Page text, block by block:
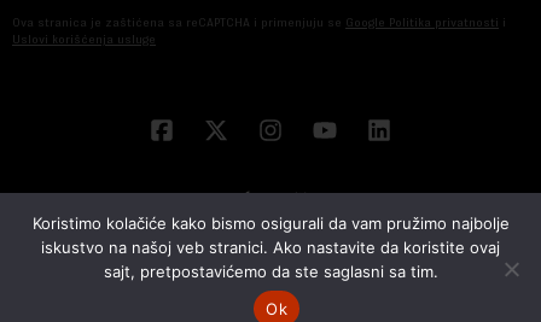
Ova stranica je zaštićena sa reCAPTCHA i primenjuju se Google Politika privatnosti i
Uslovi korišćenja usluge
© 2026 NOVA EKONOMIJA | SVA PRAVA ZADŽANA | DEVELOPED BY
Koristimo kolačiće kako bismo osigurali da vam pružimo najbolje
iskustvo na našoj veb stranici. Ako nastavite da koristite ovaj
sajt, pretpostavićemo da ste saglasni sa tim.
Ok